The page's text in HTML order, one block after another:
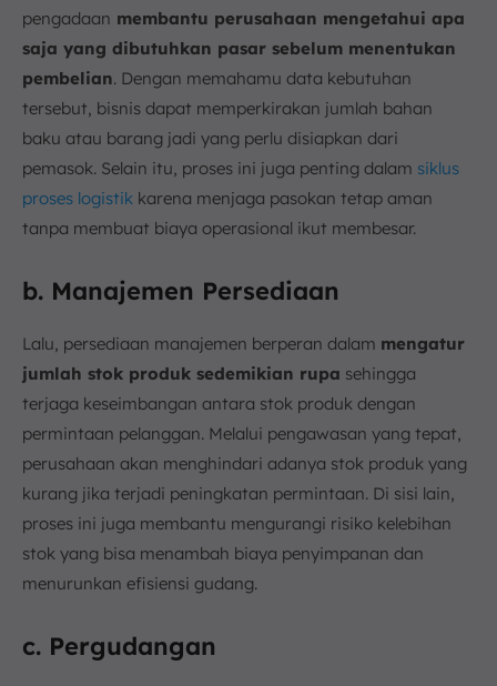
pengadaan membantu perusahaan mengetahui apa
saja yang dibutuhkan pasar sebelum menentukan
pembelian. Dengan memahamu data kebutuhan
tersebut, bisnis dapat memperkirakan jumlah bahan
baku atau barang jadi yang perlu disiapkan dari
pemasok. Selain itu, proses ini juga penting dalam siklus
proses logistik karena menjaga pasokan tetap aman
tanpa membuat biaya operasional ikut membesar.
b. Manajemen Persediaan
Lalu, persediaan manajemen berperan dalam mengatur
jumlah stok produk sedemikian rupa sehingga
terjaga keseimbangan antara stok produk dengan
permintaan pelanggan. Melalui pengawasan yang tepat,
perusahaan akan menghindari adanya stok produk yang
kurang jika terjadi peningkatan permintaan. Di sisi lain,
proses ini juga membantu mengurangi risiko kelebihan
stok yang bisa menambah biaya penyimpanan dan
menurunkan efisiensi gudang.
c. Pergudangan